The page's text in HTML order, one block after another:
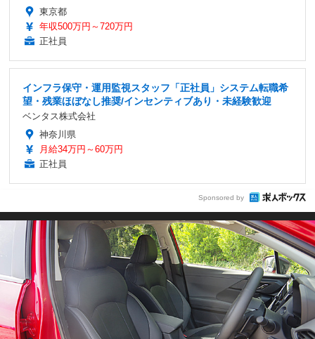
東京都
年収500万円～720万円
正社員
インフラ保守・運用監視スタッフ「正社員」システム転職希
望・残業ほぼなし推奨/インセンティブあり・未経験歓迎
ベンタス株式会社
神奈川県
月給34万円～60万円
正社員
Sponsored by